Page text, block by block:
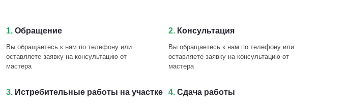
1. Обращение
Вы обращаетесь к нам по телефону или
оставляете заявку на консультацию от
мастера
2. Консультация
Вы обращаетесь к нам по телефону или
оставляете заявку на консультацию от
мастера
3. Истребительные работы на участке 4. Сдача работы